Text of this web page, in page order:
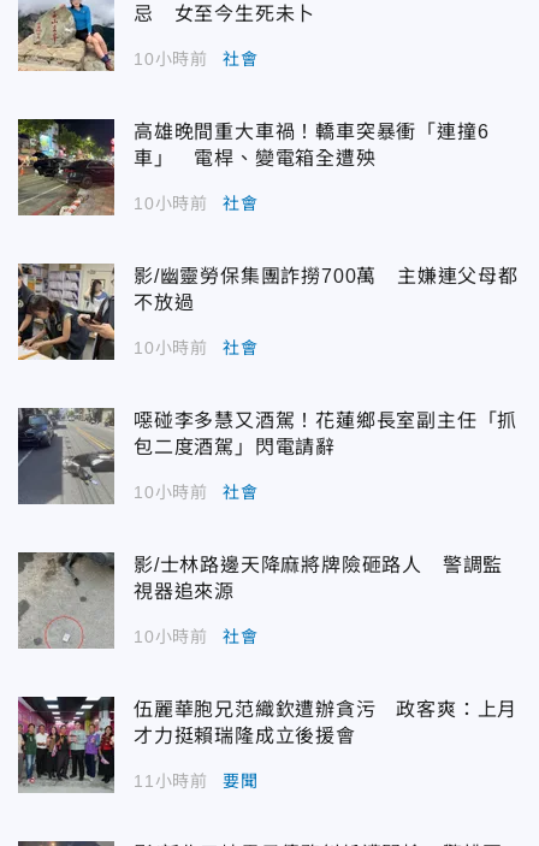
忌 女至今生死未卜
10小時前 社會
高雄晚間重大車禍！轎車突暴衝「連撞6
車」 電桿、變電箱全遭殃
10小時前 社會
影/幽靈勞保集團詐撈700萬 主嫌連父母都
不放過
10小時前 社會
噁碰李多慧又酒駕！花蓮鄉長室副主任「抓
包二度酒駕」閃電請辭
10小時前 社會
影/士林路邊天降麻將牌險砸路人 警調監
視器追來源
10小時前 社會
伍麗華胞兄范織欽遭辦貪污 政客爽：上月
才力挺賴瑞隆成立後援會
11小時前 要聞